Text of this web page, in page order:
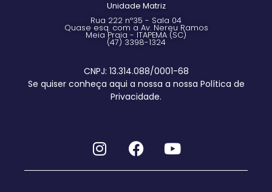
Unidade Matriz
Rua 222 nº35 - Sala 04
Quase esq. com a Av. Nereu Ramos
Meia Praia - ITAPEMA (SC)
(47) 3398-1324
CNPJ: 13.314.088/0001-68
Se quiser conheça aqui a nossa a nossa Política de
Privacidade.